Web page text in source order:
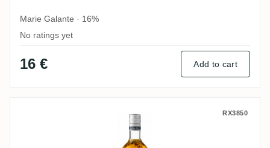
Marie Galante · 16%
No ratings yet
16 € Add to cart
Domaine de Séverin Marsolle - Punch
RX3850